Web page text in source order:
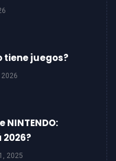
tiene juegos?
2026
NINTENDO:
2026?
2025